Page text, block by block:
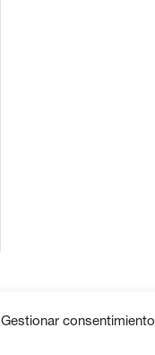
Gestionar consentimiento